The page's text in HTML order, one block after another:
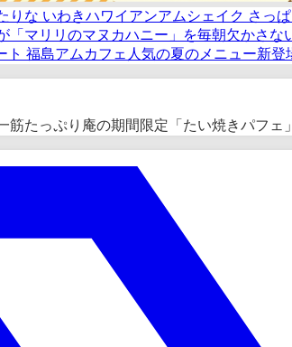
筋たっぷり庵の期間限定「たい焼きパフェ」